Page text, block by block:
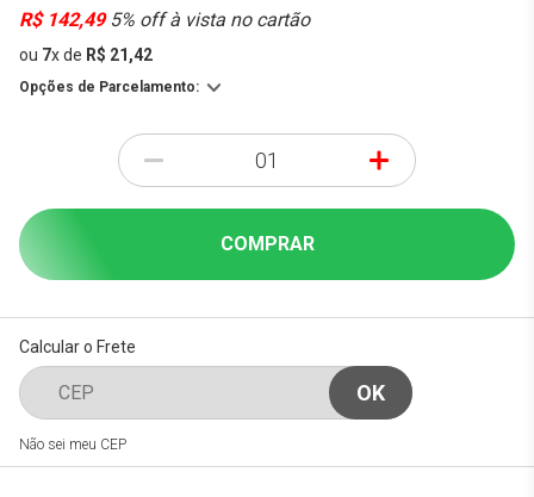
R$ 142,495% off à vista no cartão
ou 7xde R$ 21,42
Opções de Parcelamento:
- +
COMPRAR
Calcular o Frete
Não sei meu CEP